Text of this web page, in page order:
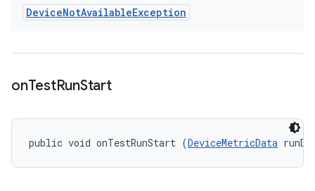
DeviceNotAvailableException
onTestRunStart
public void onTestRunStart (DeviceMetricData